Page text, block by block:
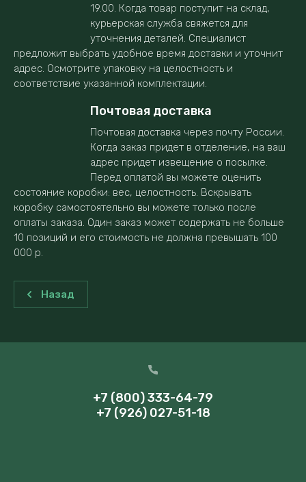
19.00. Когда товар поступит на склад,
курьерская служба свяжется для
уточнения деталей. Специалист
предложит выбрать удобное время доставки и уточнит
адрес. Осмотрите упаковку на целостность и
соответствие указанной комплектации.
Почтовая доставка
Почтовая доставка через почту России.
Когда заказ придет в отделение, на ваш
адрес придет извещение о посылке.
Перед оплатой вы можете оценить
состояние коробки: вес, целостность. Вскрывать
коробку самостоятельно вы можете только после
оплаты заказа. Один заказ может содержать не больше
10 позиций и его стоимость не должна превышать 100
000 р.
Назад
+7 (800) 333-64-79
+7 (926) 027-51-18